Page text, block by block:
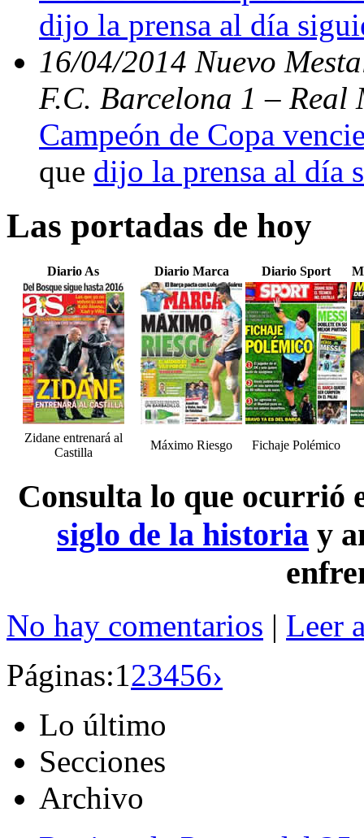
dijo la prensa al día
16/04/2014 Nuevo
F.C. Barcelona 1 –
Campeón de Copa
que dijo la prensa al día
Las portadas de hoy
Diario As Diario Marca Diario Sport
Zidane entrenará al
Castilla
Máximo Riesgo Fichaje Polémico
Consulta lo que ocurrió
siglo de la historia y
No hay comentarios | Leer
Páginas:123456›
Lo último
Secciones
Archivo